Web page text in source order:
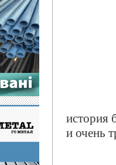
история
и очень